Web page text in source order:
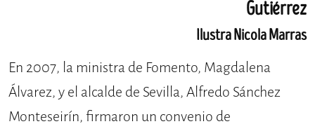
Gutiérrez
Ilustra Nicola Marras
En 2007, la ministra de Fomento, Magdalena
Álvarez, y el alcalde de Sevilla, Alfredo Sánchez
Monteseirín, firmaron un convenio de